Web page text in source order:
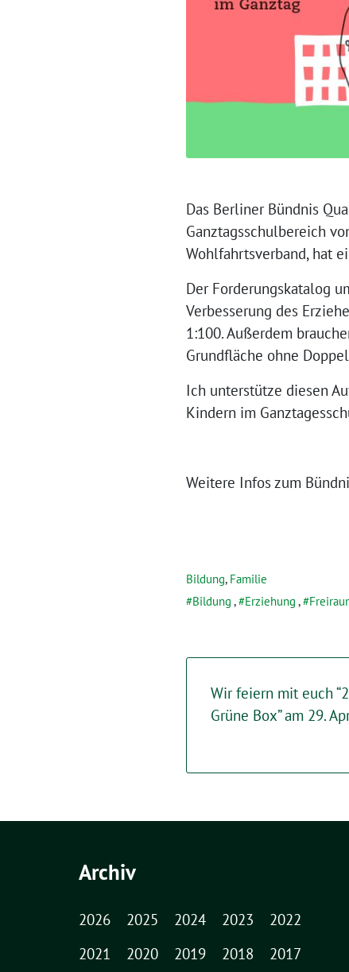
Das Berliner Bündnis
Ganztagsschulbereich
Wohlfahrtsverband, hat
Der Forderungskatalog
Verbesserung des
1:100. Außerdem
Grundfläche ohne
Ich unterstütze diesen
Kindern im
Weitere Infos zum
Bildung, Familie
Bildung , Erziehung ,
Wir feiern mit euch
Grüne Box” am 29.
Archiv
2026 2025 2024 2023
2022
2021
2020 2019 2018 2017